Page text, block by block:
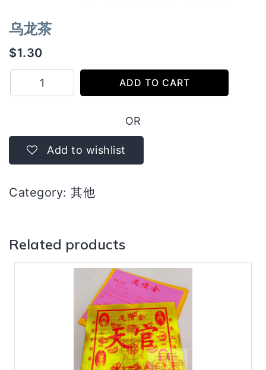
乌龙茶
$1.30
龙
ADD TO CART
OR
Add to wishlist
Category: 其他
Related products